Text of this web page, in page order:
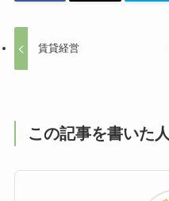
賃貸経営
この記事を書いた人